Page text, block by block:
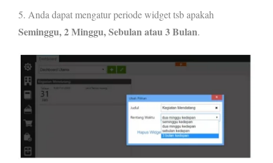
5. Anda dapat mengatur periode widget tsb apakah
Seminggu, 2 Minggu, Sebulan atau 3 Bulan.